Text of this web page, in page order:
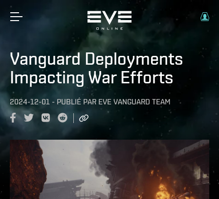
Vanguard Deployments
Impacting War Efforts
2024-12-01 - PUBLIÉ PAR EVE VANGUARD TEAM